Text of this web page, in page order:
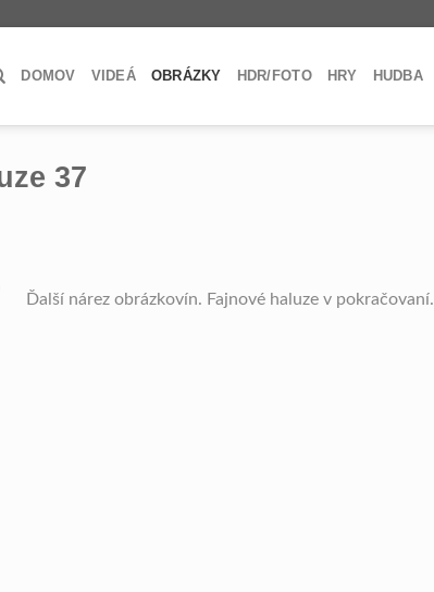
DOMOV VIDEÁ OBRÁZKY HDR/FOTO HRY HUDBA
37
Ďalší nárez obrázkovín. Fajnové haluze v pokračovaní.